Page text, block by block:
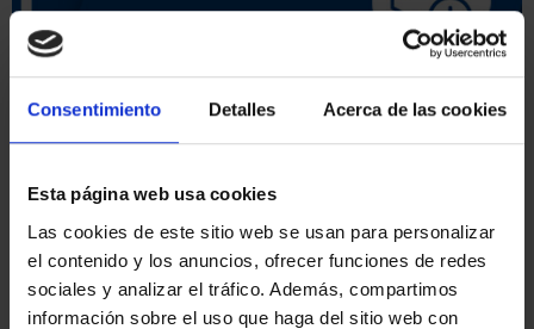
Consentimiento Detalles Acerca de las cookies
Esta página web usa cookies
Las cookies de este sitio web se usan para personalizar
el contenido y los anuncios, ofrecer funciones de redes
sociales y analizar el tráfico. Además, compartimos
información sobre el uso que haga del sitio web con
SORT BY: